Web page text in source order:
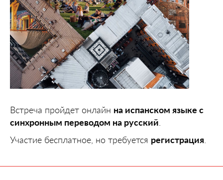
Встреча пройдет онлайн на испанском языке с
синхронным переводом на русский
Участие бесплатное, но требуется регистрация